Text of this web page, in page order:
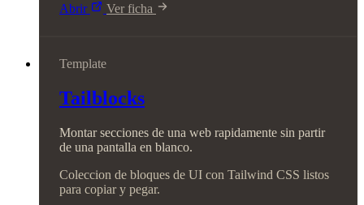
Abrir Ver ficha
Template
Tailblocks
Montar secciones de una web rapidamente sin partir
de una pantalla en blanco.
Coleccion de bloques de UI con Tailwind CSS listos
para copiar y pegar.